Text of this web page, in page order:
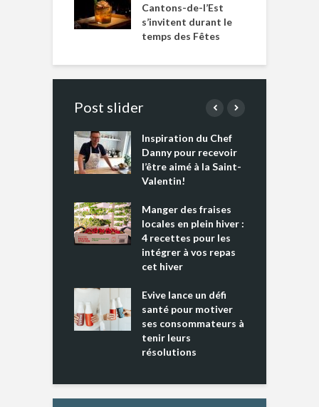
Cantons-de-l’Est
s’invitent durant le
temps des Fêtes
Post slider
Inspiration du Chef
Danny pour recevoir
l’être aimé à la Saint-
Valentin!
Manger des fraises
locales en plein hiver :
4 recettes pour les
intégrer à vos repas
cet hiver
Evive lance un défi
santé pour motiver
ses consommateurs à
tenir leurs
résolutions